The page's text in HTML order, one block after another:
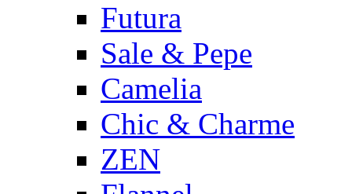
Futura
Sale & Pepe
Camelia
Chic & Charme
ZEN